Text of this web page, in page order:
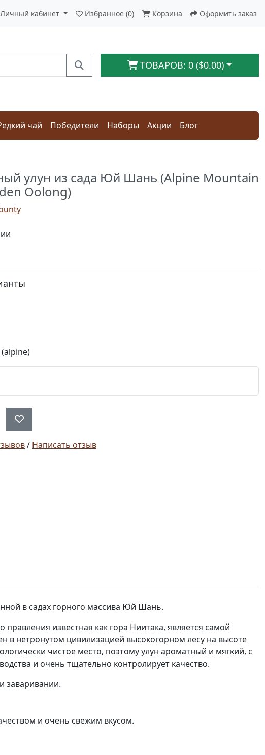
Личный кабинет Избранное (0) Корзина Оформить заказ
ТОВАРОВ: 0 ($0.00)
чай Победители Наборы Акции Блог
улун из сада Юй Шань (Alpine Mountain
Oolong)
/ Написать отзыв
в садах горного массива Юй Шань.
известная как гора Ниитака, является самой
нетронутом цивилизацией высокогорном лесу на высоте
чистое место, поэтому улун ароматный и мягкий, с
и очень тщательно контролирует качество.
заваривании.
и очень свежим вкусом.